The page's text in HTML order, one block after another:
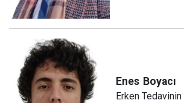
Enes Boyacı
Erken Tedavinin